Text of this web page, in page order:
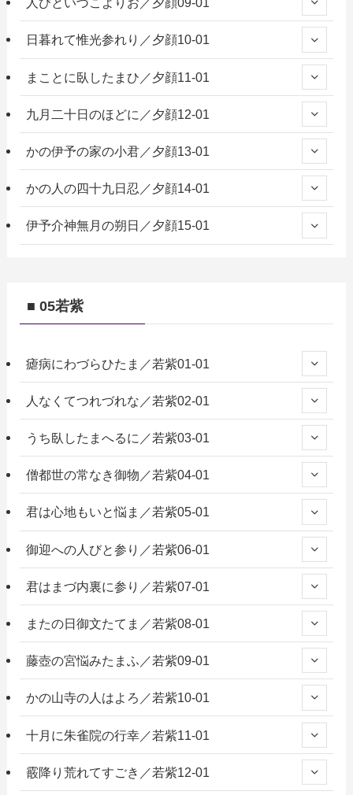
日暮れて惟光参れり／夕顔10-01
まことに臥したまひ／夕顔11-01
九月二十日のほどに／夕顔12-01
かの伊予の家の小君／夕顔13-01
かの人の四十九日忍／夕顔14-01
伊予介神無月の朔日／夕顔15-01
■ 05若紫
瘧病にわづらひたま／若紫01-01
人なくてつれづれな／若紫02-01
うち臥したまへるに／若紫03-01
僧都世の常なき御物／若紫04-01
君は心地もいと悩ま／若紫05-01
御迎への人びと参り／若紫06-01
君はまづ内裏に参り／若紫07-01
またの日御文たてま／若紫08-01
藤壺の宮悩みたまふ／若紫09-01
かの山寺の人はよろ／若紫10-01
十月に朱雀院の行幸／若紫11-01
霰降り荒れてすごき／若紫12-01